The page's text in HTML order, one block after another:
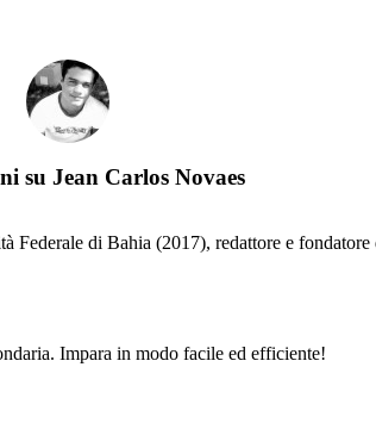
su Jean Carlos Novaes
Federale di Bahia (2017), redattore e fondatore
Impara in modo facile ed efficiente!